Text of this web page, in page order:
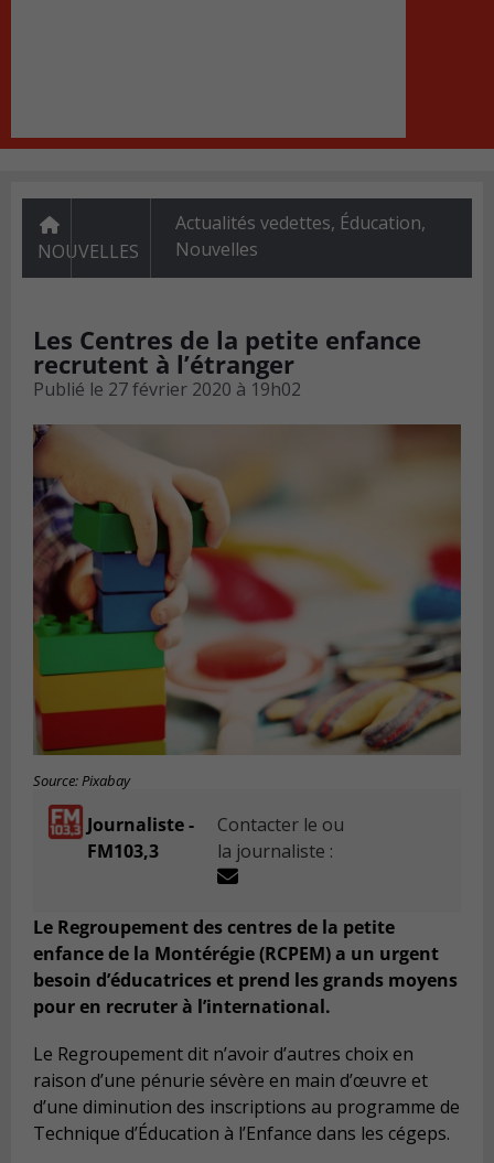
NOUVELLES
Actualités vedettes, Éducation,
Nouvelles
Les Centres de la petite enfance
recrutent à l’étranger
Publié le 27 février 2020 à 19h02
Source: Pixabay
Journaliste -
FM103,3
Contacter le ou
la journaliste :
Le Regroupement des centres de la petite
enfance de la Montérégie (RCPEM) a un urgent
besoin d’éducatrices et prend les grands moyens
pour en recruter à l’international.
Le Regroupement dit n’avoir d’autres choix en
raison d’une pénurie sévère en main d’œuvre et
d’une diminution des inscriptions au programme de
Technique d’Éducation à l’Enfance dans les cégeps.